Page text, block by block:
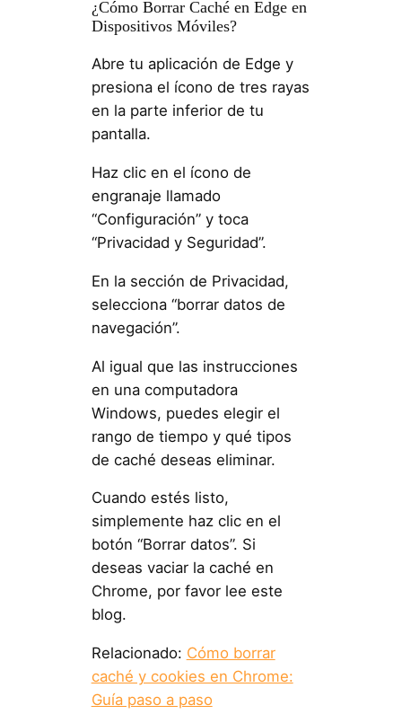
¿Cómo Borrar Caché en Edge en
Dispositivos Móviles?
Abre tu aplicación de Edge y
presiona el ícono de tres rayas
en la parte inferior de tu
pantalla.
Haz clic en el ícono de
engranaje llamado
“Configuración” y toca
“Privacidad y Seguridad”.
En la sección de Privacidad,
selecciona “borrar datos de
navegación”.
Al igual que las instrucciones
en una computadora
Windows, puedes elegir el
rango de tiempo y qué tipos
de caché deseas eliminar.
Cuando estés listo,
simplemente haz clic en el
botón “Borrar datos”. Si
deseas vaciar la caché en
Chrome, por favor lee este
blog.
Relacionado: Cómo borrar
caché y cookies en Chrome:
Guía paso a paso